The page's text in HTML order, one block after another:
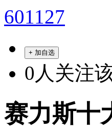
601127
+ 加自选
0 人关注
赛力斯十